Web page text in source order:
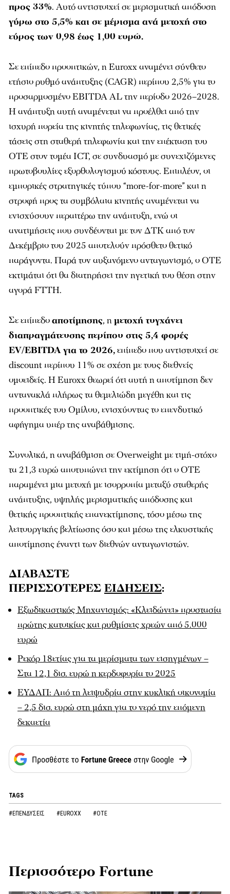
προς 33%. Αυτό αντιστοιχεί σε μερισματική απόδοση
γύρω στο 5,5% και σε μέρισμα ανά μετοχή στο
εύρος των 0,98 έως 1,00 ευρώ.
Σε επίπεδο προοπτικών, η Euroxx αναμένει σύνθετο
ετήσιο ρυθμό ανάπτυξης (CAGR) περίπου 2,5% για το
προσαρμοσμένο EBITDA AL την περίοδο 2026–2028.
Η ανάπτυξη αυτή αναμένεται να προέλθει από την
ισχυρή πορεία της κινητής τηλεφωνίας, τις θετικές
τάσεις στη σταθερή τηλεφωνία και την επέκταση του
ΟΤΕ στον τομέα ICT, σε συνδυασμό με συνεχιζόμενες
πρωτοβουλίες εξορθολογισμού κόστους. Επιπλέον, οι
εμπορικές στρατηγικές τύπου “more-for-more” και η
στροφή προς τα συμβόλαια κινητής αναμένεται να
ενισχύσουν περαιτέρω την ανάπτυξη, ενώ οι
ανατιμήσεις που συνδέονται με τον ΔΤΚ από τον
Δεκέμβριο του 2025 αποτελούν πρόσθετο θετικό
παράγοντα. Παρά τον αυξανόμενο ανταγωνισμό, ο ΟΤΕ
εκτιμάται ότι θα διατηρήσει την ηγετική του θέση στην
αγορά FTTH.
Σε επίπεδοαποτίμησης, ημετοχή τυγχάνει
διαπραγμάτευσης περίπου στις 5,4 φορές
EV/EBITDA για το 2026,επίπεδο που αντιστοιχεί σε
discount περίπου 11% σε σχέση με τους διεθνείς
ομοειδείς. Η Euroxx θεωρεί ότι αυτή η αποτίμηση δεν
αντανακλά πλήρως τα θεμελιώδη μεγέθη και τις
προοπτικές του Ομίλου, ενισχύοντας το επενδυτικό
αφήγημα υπέρ της αναβάθμισης.
Συνολικά, η αναβάθμιση σε Overweight με τιμή-στόχο
τα 21,3 ευρώ αποτυπώνει την εκτίμηση ότι ο ΟΤΕ
παραμένει μια μετοχή με ισορροπία μεταξύ σταθερής
ανάπτυξης, υψηλής μερισματικής απόδοσης και
θετικής προοπτικής επανεκτίμησης, τόσο μέσω της
λειτουργικής βελτίωσης όσο και μέσω της ελκυστικής
αποτίμησης έναντι των διεθνών ανταγωνιστών.
ΔΙΑΒΑΣΤΕ
ΠΕΡΙΣΣΟΤΕΡΕΣ ΕΙΔΗΣΕΙΣ:
Εξωδικαστικός Μηχανισμός: «Κλειδώνει» προστασία
πρώτης κατοικίας και ρυθμίσεις χρεών από 5.000
ευρώ
Ρεκόρ 18ετίας για τα μερίσματα των εισηγμένων –
Στα 12,1 δισ. ευρώ η κερδοφορία το 2025
ΕΥΔΑΠ: Από τη λειψυδρία στην κυκλική οικονομία
– 2,5 δισ. ευρώ στη μάχη για το νερό την επόμενη
δεκαετία
TAGS
#ΕΠΕΝΔΥΣΕΙΣ #EUROXX #ΟΤΕ
Περισσότερο Fortune